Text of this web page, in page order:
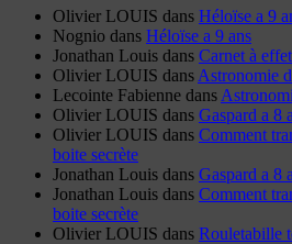
Olivier LOUIS dans Héloïse a 9
Nognio dans Héloïse a 9 ans
Jonathan Louis dans Carnet à
Olivier LOUIS dans Astronomie
Lecointe Fabienne dans
Olivier LOUIS dans Gaspard a 8
Olivier LOUIS dans Comment
boite secrète
Jonathan Louis dans Gaspard a 8
Jonathan Louis dans Comment
boite secrète
Olivier LOUIS dans Rouletabille